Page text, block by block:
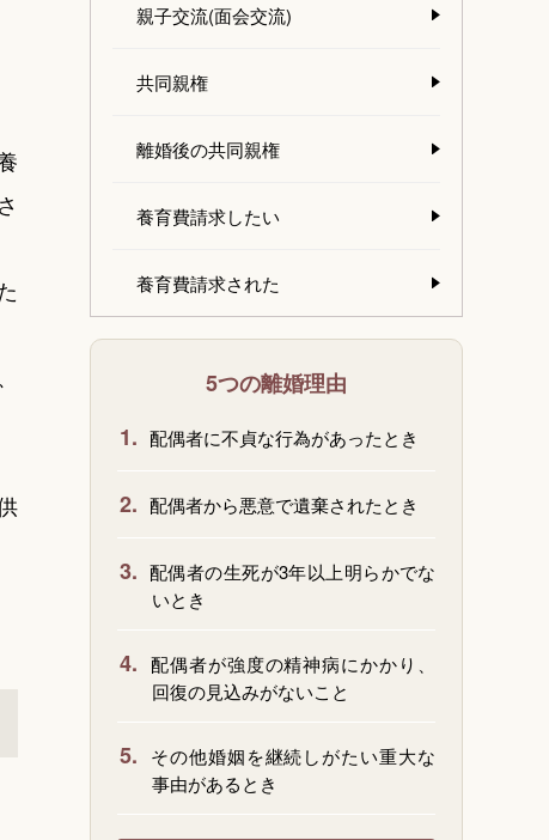
親子交流(面会交流)
共同親権
離婚後の共同親権
養育費請求したい
養育費請求された
5つの離婚理由
1. 配偶者に不貞な行為があったとき
2. 配偶者から悪意で遺棄されたとき
3. 配偶者の生死が3年以上明らかでな
いとき
4. 配偶者が強度の精神病にかかり、
回復の見込みがないこと
5.
その他婚姻を継続しがたい重大な
事由があるとき